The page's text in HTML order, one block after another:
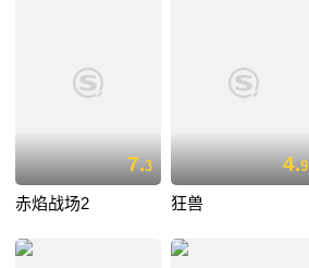
7.3
赤焰战场2
4.9
狂兽